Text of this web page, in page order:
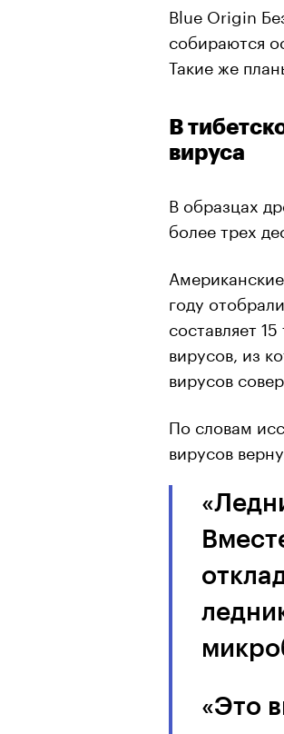
Blue Origin
собираются
Такие же
В
вируса
В образцах
более трех
году
составляет
вирусов, из
вирусов
По словам
вирусов
«Это